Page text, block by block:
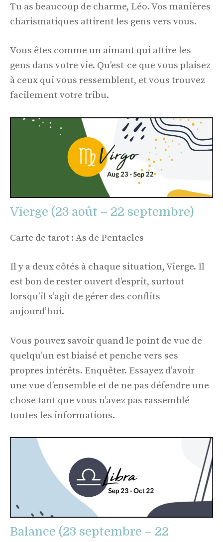
Tu as beaucoup de charme, Léo. Vos manières
charismatiques attirent les gens vers vous.
Vous êtes comme un aimant qui attire les
gens dans votre vie. Qu’est-ce que vous plaisez
à ceux qui vous ressemblent, et vous trouvez
facilement votre tribu.
Vierge (23 août – 22 septembre)
Carte de tarot : As de Pentacles
Il y a deux côtés à chaque situation, Vierge. Il
est bon de rester ouvert d’esprit, surtout
lorsqu’il s’agit de gérer des conflits
aujourd’hui.
Vous pouvez savoir quand le point de vue de
quelqu’un est biaisé et penche vers ses
propres intérêts. Enquêter. Essayez d’avoir
une vue d’ensemble et de ne pas défendre une
chose tant que vous n’avez pas rassemblé
toutes les informations.
Balance (23 septembre – 22